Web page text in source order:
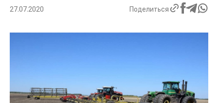
27.07.2020 Поделиться